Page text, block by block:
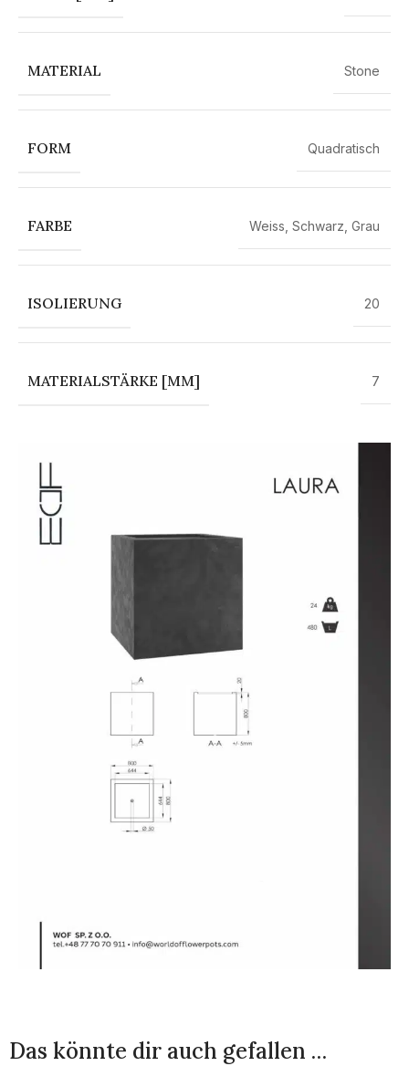
MATERIAL Stone
FORM Quadratisch
FARBE Weiss Schwarz Grau
ISOLIERUNG 20
MATERIALSTÄRKE [MM] 7
Das könnte dir auch gefallen …